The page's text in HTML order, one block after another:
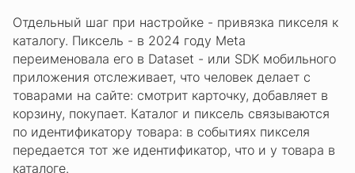
Отдельный шаг при настройке - привязка пикселя к
каталогу. Пиксель - в 2024 году Meta
переименовала его в Dataset - или SDK мобильного
приложения отслеживает, что человек делает с
товарами на сайте: смотрит карточку, добавляет в
корзину, покупает. Каталог и пиксель связываются
по идентификатору товара: в событиях пикселя
передается тот же идентификатор, что и у товара в
каталоге.